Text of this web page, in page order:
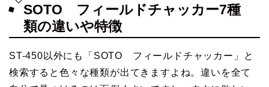
SOTO フィールドチャッカー7種
類の違いや特徴
ST-450以外にも「SOTO フィールドチャッカー」と
検索すると色々な種類が出てきますよね。違いを全て